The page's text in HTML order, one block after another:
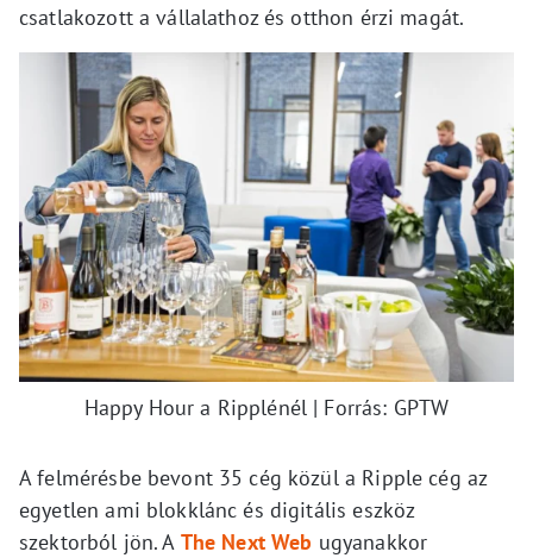
csatlakozott a vállalathoz és otthon érzi magát.
Happy Hour a Ripplénél | Forrás: GPTW
A felmérésbe bevont 35 cég közül a Ripple cég az
egyetlen ami blokklánc és digitális eszköz
szektorból jön. A The Next Web ugyanakkor